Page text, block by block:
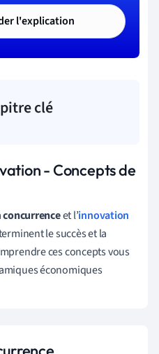
l'explication
clé
- Concepts de
concurrenceet l’innovation
le succès et la
ces concepts vous
économiques